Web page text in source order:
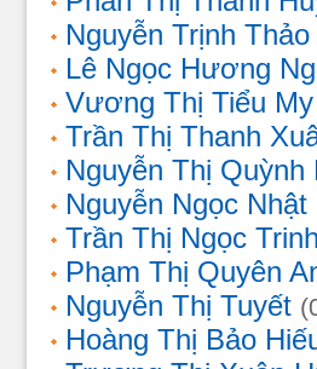
Nguyễn Trịnh
Lê Ngọc Hương
Vương Thị Tiểu My
Trần Thị Thanh
Nguyễn Thị Quỳnh
Nguyễn Ngọc Nhật
Trần Thị Ngọc
Phạm Thị Quyên
Nguyễn Thị Tuyết
Hoàng Thị Bảo